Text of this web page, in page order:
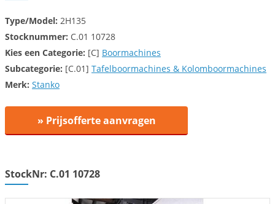
Type/Model: 2H135
Stocknummer: C.01 10728
Kies een Categorie: [C] Boormachines
Subcategorie: [C.01] Tafelboormachines & Kolomboormachines
Merk: Stanko
» Prijsofferte aanvragen
StockNr: C.01 10728